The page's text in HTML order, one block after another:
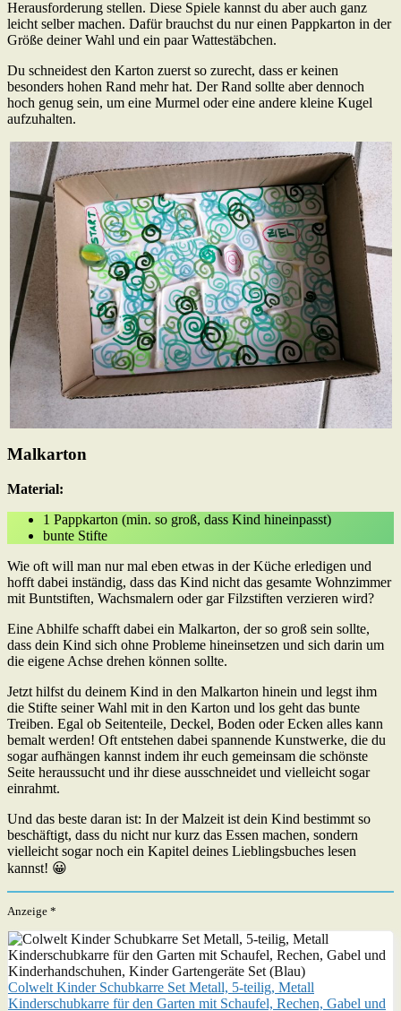
Herausforderung stellen. Diese Spiele kannst du aber auch ganz
leicht selber machen. Dafür brauchst du nur einen Pappkarton in der
Größe deiner Wahl und ein paar Wattestäbchen.
Du schneidest den Karton zuerst so zurecht, dass er keinen
besonders hohen Rand mehr hat. Der Rand sollte aber dennoch
hoch genug sein, um eine Murmel oder eine andere kleine Kugel
aufzuhalten.
Malkarton
Material:
1 Pappkarton (min. so groß, dass Kind hineinpasst)
bunte Stifte
Wie oft will man nur mal eben etwas in der Küche erledigen und
hofft dabei inständig, dass das Kind nicht das gesamte Wohnzimmer
mit Buntstiften, Wachsmalern oder gar Filzstiften verzieren wird?
Eine Abhilfe schafft dabei ein Malkarton, der so groß sein sollte,
dass dein Kind sich ohne Probleme hineinsetzen und sich darin um
die eigene Achse drehen können sollte.
Jetzt hilfst du deinem Kind in den Malkarton hinein und legst ihm
die Stifte seiner Wahl mit in den Karton und los geht das bunte
Treiben. Egal ob Seitenteile, Deckel, Boden oder Ecken alles kann
bemalt werden! Oft entstehen dabei spannende Kunstwerke, die du
sogar aufhängen kannst indem ihr euch gemeinsam die schönste
Seite heraussucht und ihr diese ausschneidet und vielleicht sogar
einrahmt.
Und das beste daran ist: In der Malzeit ist dein Kind bestimmt so
beschäftigt, dass du nicht nur kurz das Essen machen, sondern
vielleicht sogar noch ein Kapitel deines Lieblingsbuches lesen
kannst! 😀
Anzeige *
Colwelt Kinder Schubkarre Set Metall, 5-teilig, Metall
Kinderschubkarre für den Garten mit Schaufel, Rechen, Gabel und